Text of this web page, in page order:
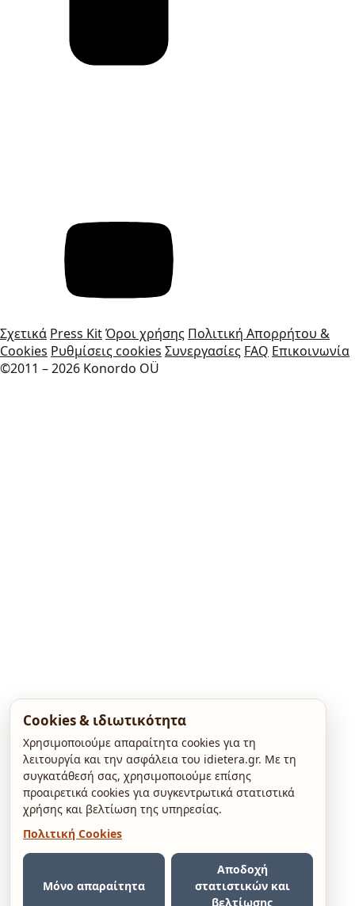
Σχετικά Press KitΌροι χρήσης Πολιτική Απορρήτου &
Cookies Ρυθμίσεις cookies Συνεργασίες FAQ Επικοινωνία
©2011 – 2026 Konordo OÜ
Cookies & ιδιωτικότητα
Χρησιμοποιούμε απαραίτητα cookies για τη
λειτουργία και την ασφάλεια του idietera.gr. Με τη
συγκατάθεσή σας, χρησιμοποιούμε επίσης
προαιρετικά cookies για συγκεντρωτικά στατιστικά
χρήσης και βελτίωση της υπηρεσίας.
Πολιτική Cookies
Μόνο απαραίτητα
Αποδοχή
στατιστικών και
βελτίωσης